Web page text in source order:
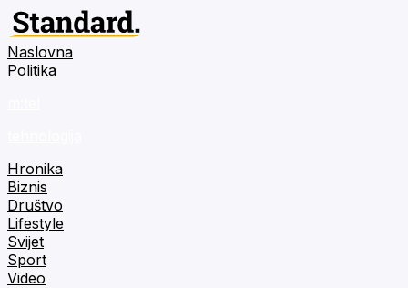
Naslovna
Politika
Hronika
Biznis
Društvo
Lifestyle
Svijet
Sport
Video